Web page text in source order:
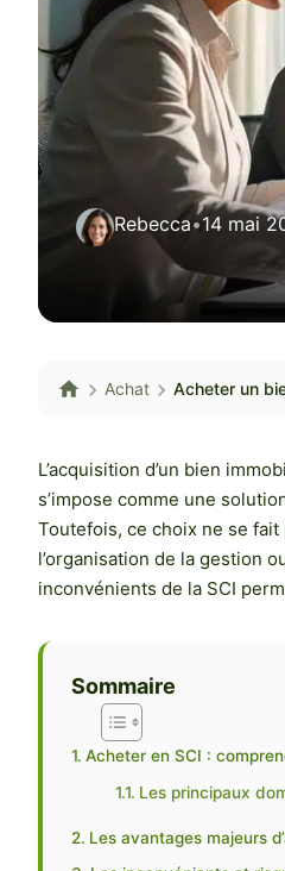
Rebecca•14 mai
Achat Acheter un
L’acquisition d’un bien
s’impose comme une
Toutefois, ce choix ne se
l’organisation de la gestion
inconvénients de la SCI
Sommaire
Acheter en SCI :
Les principaux
Les avantages majeurs